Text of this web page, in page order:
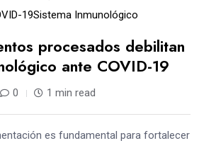
19Sistema Inmunológico
procesados debilitan
ante COVID-19
0 1 min read
es fundamental para fortalecer